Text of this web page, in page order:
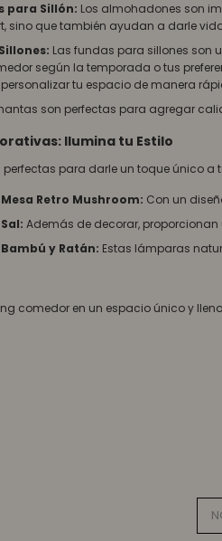
para Sillón: Los almohadones son
sino que también ayudan a darle
Las fundas para sillones son
según la temporada o tus
tu espacio de manera
son perfectas para agregar
Ilumina tu Estilo
para darle un toque único
Retro Mushroom: Con un
Además de decorar,
y Ratán: Estas lámparas
comedor en un espacio único y